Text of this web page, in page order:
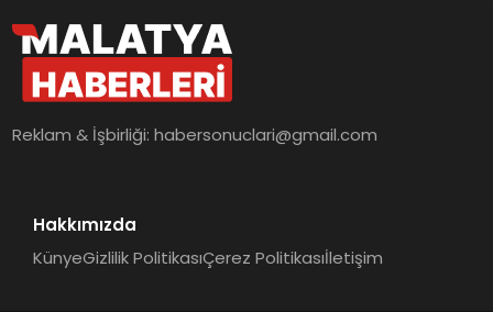
Reklam & İşbirliği:habersonuclari@gmail.com
Hakkımızda
KünyeGizlilik PolitikasıÇerez Politikasıİletişim